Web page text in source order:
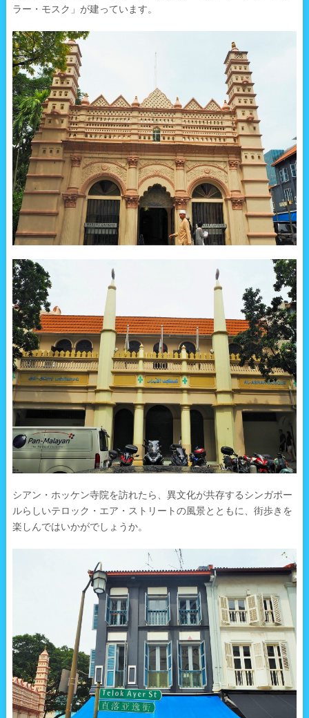
ラー・モスク」が建っています。
シアン・ホッケン寺院を訪れたら、異文化が共存するシンガポー
ルらしいテロック・エア・ストリートの風景とともに、街歩きを
楽しんではいかがでしょうか。